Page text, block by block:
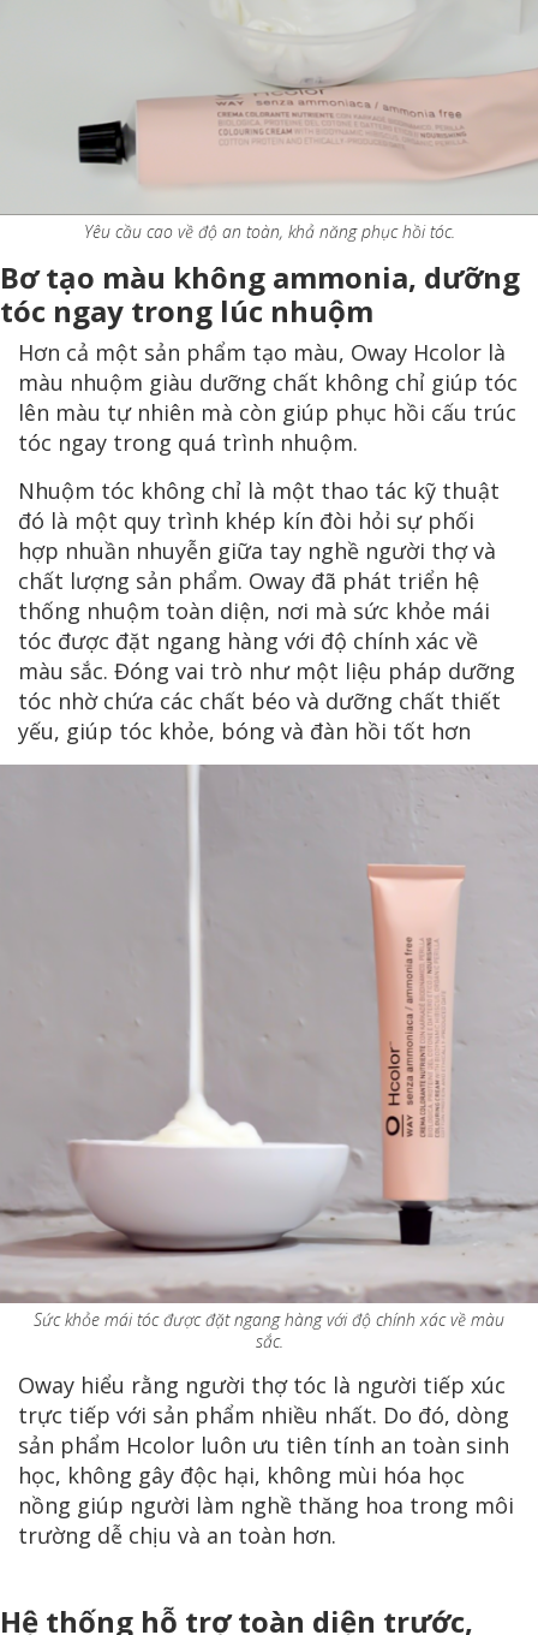
Yêu cầu cao về độ an toàn, khả năng phục hồi tóc.
Bơ tạo màu không ammonia, dưỡng
tóc ngay trong lúc nhuộm
Hơn cả một sản phẩm tạo màu, Oway Hcolor là
màu nhuộm giàu dưỡng chất không chỉ giúp tóc
lên màu tự nhiên mà còn giúp phục hồi cấu trúc
tóc ngay trong quá trình nhuộm.
Nhuộm tóc không chỉ là một thao tác kỹ thuật
đó là một quy trình khép kín đòi hỏi sự phối
hợp nhuần nhuyễn giữa tay nghề người thợ và
chất lượng sản phẩm. Oway đã phát triển hệ
thống nhuộm toàn diện, nơi mà sức khỏe mái
tóc được đặt ngang hàng với độ chính xác về
màu sắc. Đóng vai trò như một liệu pháp dưỡng
tóc nhờ chứa các chất béo và dưỡng chất thiết
yếu, giúp tóc khỏe, bóng và đàn hồi tốt hơn
Sức khỏe mái tóc được đặt ngang hàng với độ chính xác về màu
sắc.
Oway hiểu rằng người thợ tóc là người tiếp xúc
trực tiếp với sản phẩm nhiều nhất. Do đó, dòng
sản phẩm Hcolor luôn ưu tiên tính an toàn sinh
học, không gây độc hại, không mùi hóa học
nồng giúp người làm nghề thăng hoa trong môi
trường dễ chịu và an toàn hơn.
Hệ thống hỗ trợ toàn diện trước,